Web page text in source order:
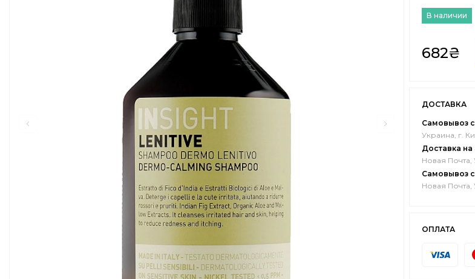
В наличии
682₴
ДОСТАВКА
Самовывоз
Украина, г.
Доставка
Новая Почта,
Самовывоз
Новая Почта,
ОПЛАТА